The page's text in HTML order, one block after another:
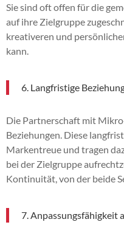
Sie sind oft offen für die
auf ihre Zielgruppe
kreativeren und
kann.
6. Langfristige
Die Partnerschaft mit
Beziehungen. Diese
Markentreue und tragen
bei der Zielgruppe
Kontinuität, von der beide
7. Anpassungsfähigkeit